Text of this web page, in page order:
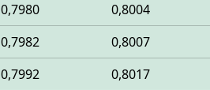
0,7980 0,8004
0,7982 0,8007
0,7992 0,8017